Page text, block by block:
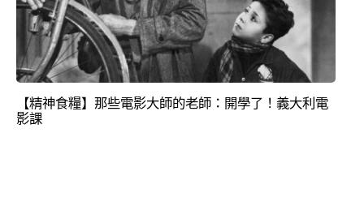
【精神食糧】那些電影大師的老師：開學了！義大利電
影課